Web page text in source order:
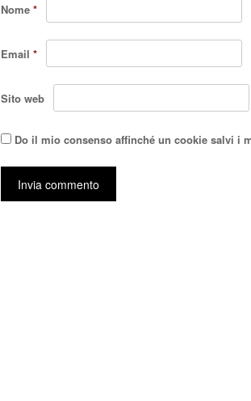
Nome *
Email *
Sito web
Do il mio consenso affinché un cookie salvi i